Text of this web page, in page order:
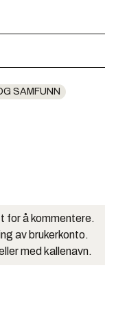
SAMFUNN
for å kommentere.
av brukerkonto.
med kallenavn.